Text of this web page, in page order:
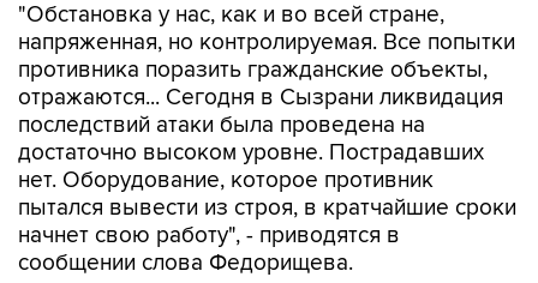
"Обстановка у нас, как и во всей стране,
напряженная, но контролируемая. Все попытки
противника поразить гражданские объекты,
отражаются... Сегодня в Сызрани ликвидация
последствий атаки была проведена на
достаточно высоком уровне. Пострадавших
нет. Оборудование, которое противник
пытался вывести из строя, в кратчайшие сроки
начнет свою работу", - приводятся в
сообщении слова Федорищева.